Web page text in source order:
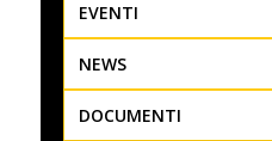
EVENTI
NEWS
DOCUMENTI